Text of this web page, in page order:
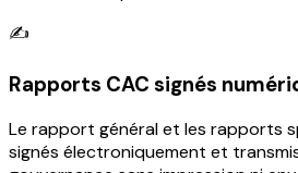
✍️
Rapports CAC signés
Le rapport général et les rapports
signés électroniquement et